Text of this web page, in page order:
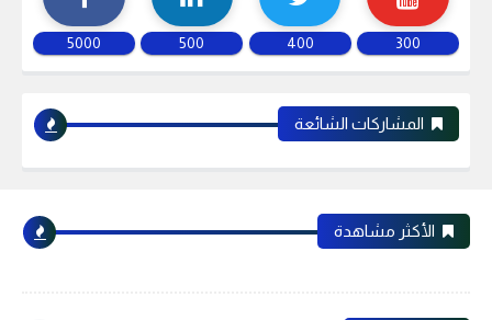
300
400
500
5000
المشاركات الشائعة
الأكثر مشاهدة